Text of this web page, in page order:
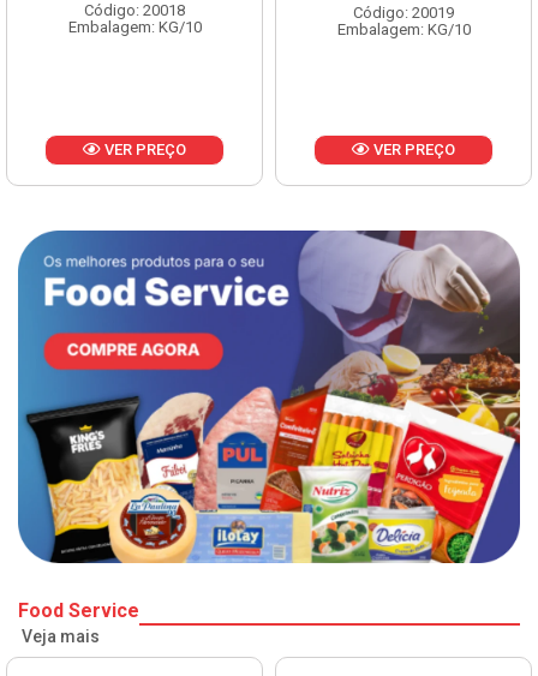
Código: 20019
Embalagem: KG/10
VER PREÇO
Código: 20161
Embalagem: KG/10
VER PREÇO
Food Service
Veja mais